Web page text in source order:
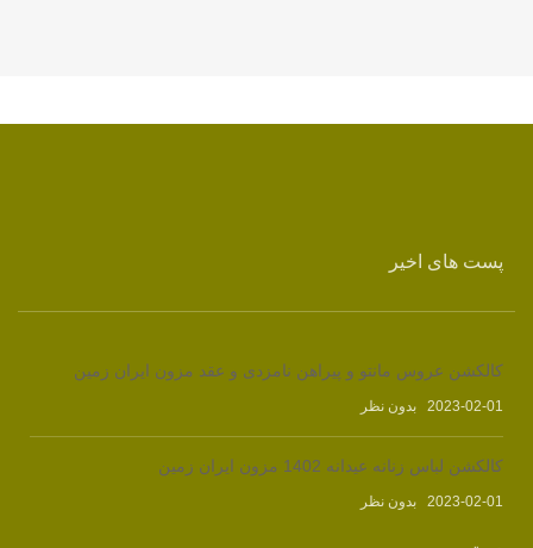
پست های اخیر
کالکشن عروس مانتو و پیراهن نامزدی و عقد مزون ایران زمین
2023-02-01 بدون نظر
کالکشن لباس زنانه عیدانه 1402 مزون ایران زمین
2023-02-01 بدون نظر